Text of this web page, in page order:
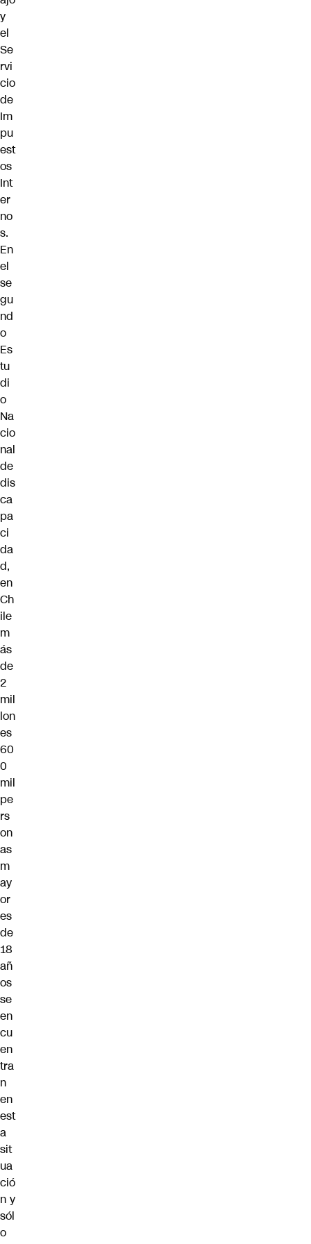
y
el
Se
rvi
cio
de
Im
pu
est
os
Int
er
no
s.
En
el
se
gu
nd
o
Es
tu
di
o
Na
cio
nal
de
dis
ca
pa
ci
da
d,
en
Ch
ile
m
ás
de
2
mil
lon
es
60
0
mil
pe
rs
on
as
m
ay
or
es
de
18
añ
os
se
en
cu
en
tra
n
en
est
a
sit
ua
ció
n y
sól
o